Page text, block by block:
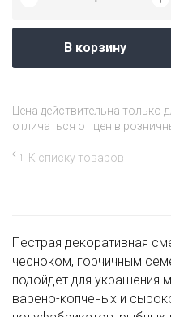
В корзину
Цена действительна только
отличаться от цен в
К списку товаров
Пестрая декоративная
чесноком, горчичным
подойдет для украшения
варено-копченых и